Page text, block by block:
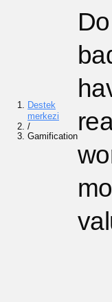
Destek
merkezi
/
Gamification
Do